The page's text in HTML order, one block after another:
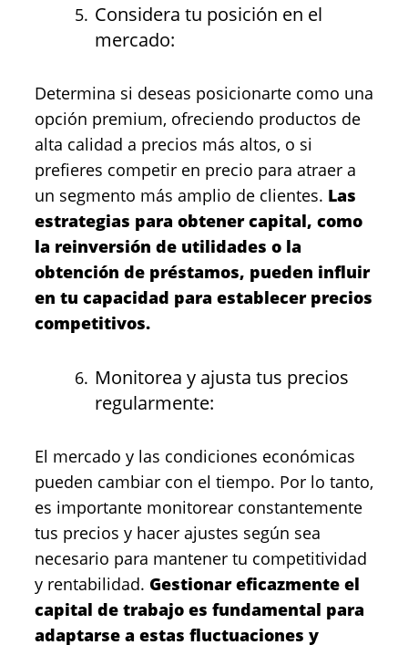
Considera tu posición en el
mercado:
Determina si deseas posicionarte como una
opción premium, ofreciendo productos de
alta calidad a precios más altos, o si
prefieres competir en precio para atraer a
un segmento más amplio de clientes. Las
estrategias para obtener capital, como
la reinversión de utilidades o la
obtención de préstamos, pueden influir
en tu capacidad para establecer precios
competitivos.
Monitorea y ajusta tus precios
regularmente:
El mercado y las condiciones económicas
pueden cambiar con el tiempo. Por lo tanto,
es importante monitorear constantemente
tus precios y hacer ajustes según sea
necesario para mantener tu competitividad
y rentabilidad. Gestionar eficazmente el
capital de trabajo es fundamental para
adaptarse a estas fluctuaciones y